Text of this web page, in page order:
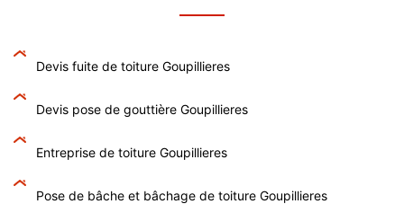
Devis fuite de toiture Goupillieres
Devis pose de gouttière Goupillieres
Entreprise de toiture Goupillieres
Pose de bâche et bâchage de toiture Goupillieres